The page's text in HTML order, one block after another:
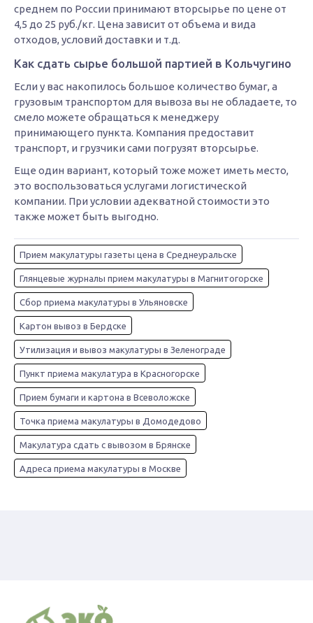
среднем по России принимают вторсырье по цене от
4,5 до 25 руб./кг. Цена зависит от объема и вида
отходов, условий доставки и т.д.
Как сдать сырье большой партией в Кольчугино
Если у вас накопилось большое количество бумаг, а
грузовым транспортом для вывоза вы не обладаете, то
смело можете обращаться к менеджеру
принимающего пункта. Компания предоставит
транспорт, и грузчики сами погрузят вторсырье.
Еще один вариант, который тоже может иметь место,
это воспользоваться услугами логистической
компании. При условии адекватной стоимости это
также может быть выгодно.
Прием макулатуры газеты цена в Среднеуральске
Глянцевые журналы прием макулатуры в Магнитогорске
Сбор приема макулатуры в Ульяновске
Картон вывоз в Бердске
Утилизация и вывоз макулатуры в Зеленограде
Пункт приема макулатура в Красногорске
Прием бумаги и картона в Всеволожске
Точка приема макулатуры в Домодедово
Макулатура сдать с вывозом в Брянске
Адреса приема макулатуры в Москве